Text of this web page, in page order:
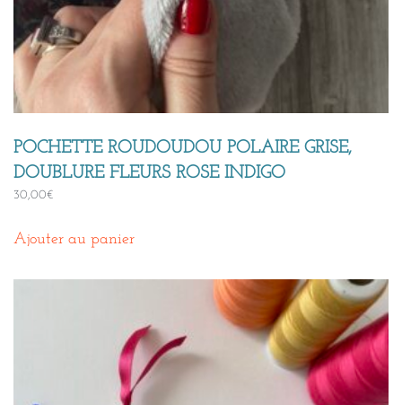
POCHETTE ROUDOUDOU POLAIRE GRISE,
DOUBLURE FLEURS ROSE INDIGO
30,00€
Ajouter au panier